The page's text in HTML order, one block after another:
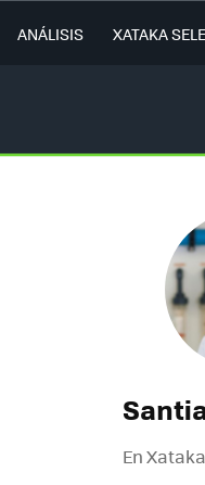
ANÁLISIS XATAKA
En